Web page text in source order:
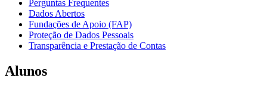
Perguntas Frequentes
Dados Abertos
Fundações de Apoio (FAP)
Proteção de Dados Pessoais
Transparência e Prestação de Contas
Alunos